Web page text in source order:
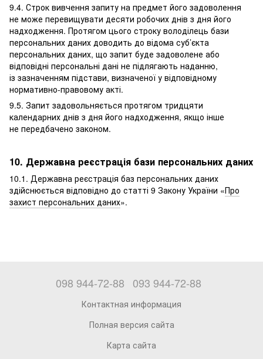
9.4. Строк вивчення запиту на предмет його задоволення
не може перевищувати десяти робочих днів з дня його
надходження. Протягом цього строку володілець бази
персональних даних доводить до відома суб’єкта
персональних даних, що запит буде задоволене або
відповідні персональні дані не підлягають наданню,
із зазначенням підстави, визначеної у відповідному
нормативно-правовому акті.
9.5. Запит задовольняється протягом тридцяти
календарних днів з дня його надходження, якщо інше
не передбачено законом.
10. Державна реєстрація бази персональних даних
10.1. Державна реєстрація баз персональних даних
здійснюється відповідно до статті 9 Закону України «Про
захист персональних даних».
098 944-72-88 093 944-72-88
Контактная информация
Полная версия сайта
Карта сайта